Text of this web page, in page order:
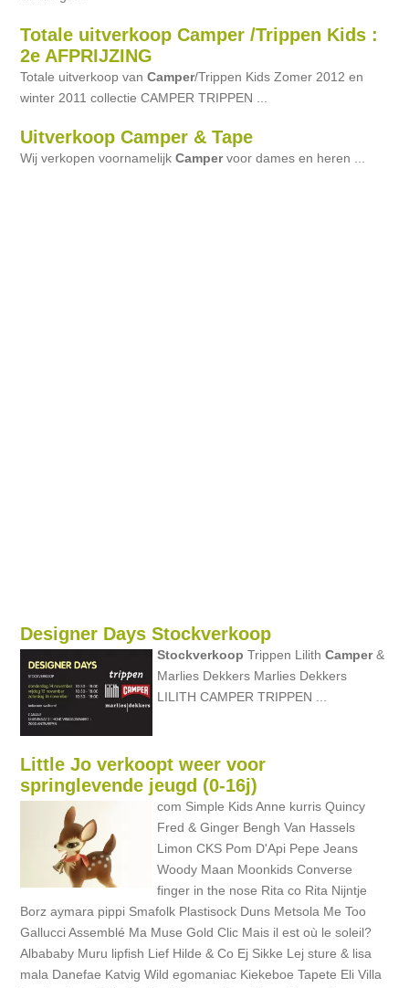
Totale uitverkoop Camper /Trippen Kids :
2e AFPRIJZING
Totale uitverkoop vanCamper/Trippen Kids Zomer 2012 en
winter 2011 collectie CAMPER TRIPPEN ...
Uitverkoop Camper & Tape
Wij verkopen voornamelijkCampervoor dames en heren ...
Designer Days Stockverkoop
Stockverkoop Trippen LilithCamper&
Marlies Dekkers Marlies Dekkers
LILITH CAMPER TRIPPEN ...
Little Jo verkoopt weer voor
springlevende jeugd (0-16j)
com Simple Kids Anne kurris Quincy
Fred & Ginger Bengh Van Hassels
Limon CKS Pom D'Api Pepe Jeans
Woody Maan Moonkids Converse
finger in the nose Rita co Rita Nijntje
Borz aymara pippi Smafolk Plastisock Duns Metsola Me Too
Gallucci Assemblé Ma Muse Gold Clic Mais il est où le soleil?
Albababy Muru lipfish Lief Hilde & Co Ej Sikke Lej sture & lisa
mala Danefae Katvig Wild egomaniac Kiekeboe Tapete Eli Villa